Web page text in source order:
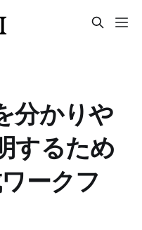
分かりや
するため
ークフ